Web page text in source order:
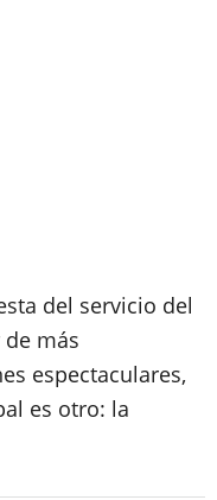
del servicio del
más
espectaculares,
es otro: la